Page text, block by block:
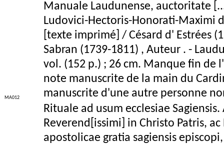
MA012
Manuale Laudunense, auctoritate
Ludovici-Hectoris-Honorati-Maximi
[texte imprimé] / Césard d' Estrées
Sabran (1739-1811) , Auteur . -
vol. (152 p.) ; 26 cm. Manque fin de
note manuscrite de la main du
manuscrite d'une autre personne
Rituale ad usum ecclesiae
Reverend[issimi] in Christo Patris,
apostolicae gratia sagiensis